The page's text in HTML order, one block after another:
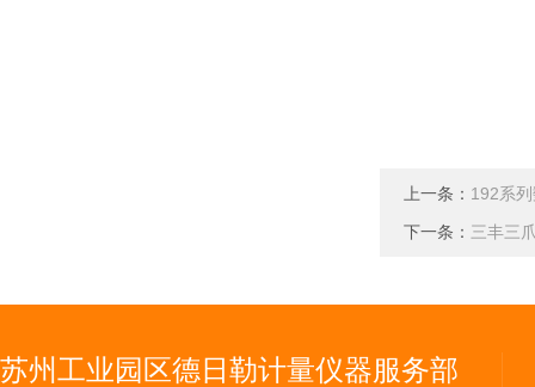
上一条： 192系
下一条： 三丰三
苏州工业园区德日勒计量仪器服务部